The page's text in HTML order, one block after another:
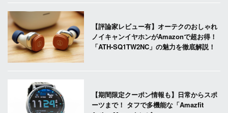
【評論家レビュー有】オーテクのおしゃれ
ノイキャンイヤホンがAmazonで超お得！
「ATH-SQ1TW2NC」の魅力を徹底解説！
【期間限定クーポン情報も】日常からスポ
ーツまで！ タフで多機能な「Amazfit